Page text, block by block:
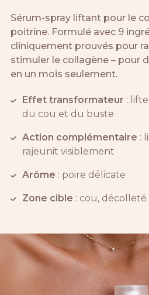
Sérum-spray liftant pour le
poitrine. Formulé avec 9
cliniquement prouvés pour
stimuler le collagène – pour
en un mois seulement.
Effet transformateur :
du cou et du buste
Action complémentaire :
rajeunit visiblement
Arôme : poire délicate
Zone cible : cou,